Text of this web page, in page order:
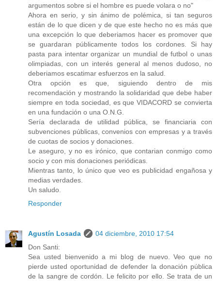
argumentos sobre si el hombre es puede volara o no"
Ahora en serio, y sin ánimo de polémica, si tan seguros
están de lo que dicen y de que este hecho no es más que
una excepción lo que deberiamos hacer es promover que
se guardaran públicamente todos los cordones. Si hay
pasta para intentar organizar un mundial de futbol o unas
olimpiadas, con un interés general al menos dudoso, no
deberiamos escatimar esfuerzos en la salud.
Otra opción es que, siguiendo dentro de mis
recomendación y mostrando la solidaridad que debe haber
siempre en toda sociedad, es que VIDACORD se convierta
en una fundación o una O.N.G.
Sería declarada de utilidad pública, se financiaria con
subvenciones públicas, convenios con empresas y a través
de cuotas de socios y donaciones.
Le aseguro, y no es irónico, que contarian conmigo como
socio y con mis donaciones periódicas.
Mientras tanto, lo único que veo es publicidad engañosa y
medias verdades.
Un saludo.
Responder
Agustín Losada
04 diciembre, 2010 17:54
Don Santi:
Sea usted bienvenido a mi blog de nuevo. Veo que no
pierde usted oportunidad de defender la donación pública
de la sangre de cordón. Le felicito por ello. Se trata de un